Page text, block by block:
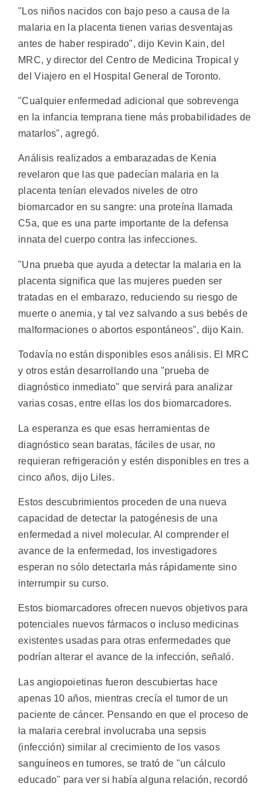
"Los niños nacidos con bajo peso a causa de la
malaria en la placenta tienen varias desventajas
antes de haber respirado", dijo Kevin Kain, del
MRC, y director del Centro de Medicina Tropical y
del Viajero en el Hospital General de Toronto.
"Cualquier enfermedad adicional que sobrevenga
en la infancia temprana tiene más probabilidades de
matarlos", agregó.
Análisis realizados a embarazadas de Kenia
revelaron que las que padecían malaria en la
placenta tenían elevados niveles de otro
biomarcador en su sangre: una proteína llamada
C5a, que es una parte importante de la defensa
innata del cuerpo contra las infecciones.
"Una prueba que ayuda a detectar la malaria en la
placenta significa que las mujeres pueden ser
tratadas en el embarazo, reduciendo su riesgo de
muerte o anemia, y tal vez salvando a sus bebés de
malformaciones o abortos espontáneos", dijo Kain.
Todavía no están disponibles esos análisis. El MRC
y otros están desarrollando una "prueba de
diagnóstico inmediato" que servirá para analizar
varias cosas, entre ellas los dos biomarcadores.
La esperanza es que esas herramientas de
diagnóstico sean baratas, fáciles de usar, no
requieran refrigeración y estén disponibles en tres a
cinco años, dijo Liles.
Estos descubrimientos proceden de una nueva
capacidad de detectar la patogénesis de una
enfermedad a nivel molecular. Al comprender el
avance de la enfermedad, los investigadores
esperan no sólo detectarla más rápidamente sino
interrumpir su curso.
Estos biomarcadores ofrecen nuevos objetivos para
potenciales nuevos fármacos o incluso medicinas
existentes usadas para otras enfermedades que
podrían alterar el avance de la infección, señaló.
Las angiopoietinas fueron descubiertas hace
apenas 10 años, mientras crecía el tumor de un
paciente de cáncer. Pensando en que el proceso de
la malaria cerebral involucraba una sepsis
(infección) similar al crecimiento de los vasos
sanguíneos en tumores, se trató de "un cálculo
educado" para ver si había alguna relación, recordó